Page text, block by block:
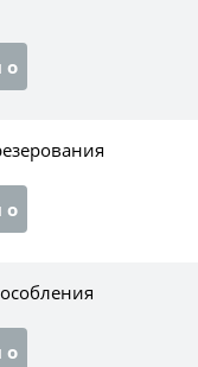
о
о
о